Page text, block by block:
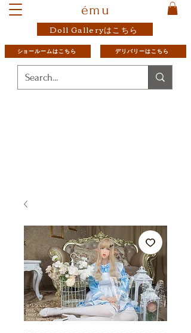
ému
Doll Galleryはこちら
ショールームはこちら デリバリーはこちら